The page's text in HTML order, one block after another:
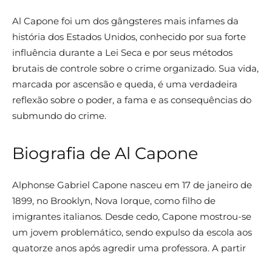
Al Capone foi um dos gângsteres mais infames da
história dos Estados Unidos, conhecido por sua forte
influência durante a Lei Seca e por seus métodos
brutais de controle sobre o crime organizado. Sua vida,
marcada por ascensão e queda, é uma verdadeira
reflexão sobre o poder, a fama e as consequências do
submundo do crime.
Biografia de Al Capone
Alphonse Gabriel Capone nasceu em 17 de janeiro de
1899, no Brooklyn, Nova Iorque, como filho de
imigrantes italianos. Desde cedo, Capone mostrou-se
um jovem problemático, sendo expulso da escola aos
quatorze anos após agredir uma professora. A partir